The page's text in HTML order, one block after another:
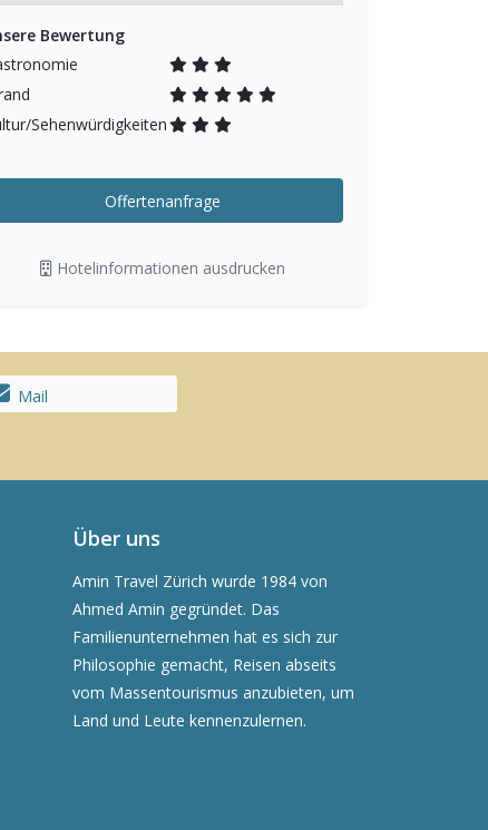
Bewertung
Sehenwürdigkeiten
Offertenanfrage
Hotelinformationen ausdrucken
Mail
Über uns
Amin Travel Zürich wurde 1984 von
Ahmed Amin gegründet. Das
Familienunternehmen hat es sich zur
Philosophie gemacht, Reisen abseits
vom Massentourismus anzubieten, um
Land und Leute kennenzulernen.